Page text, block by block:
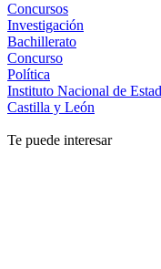
Concursos
Investigación
Bachillerato
Concurso
Política
Instituto Nacional de
Castilla y León
Te puede interesar